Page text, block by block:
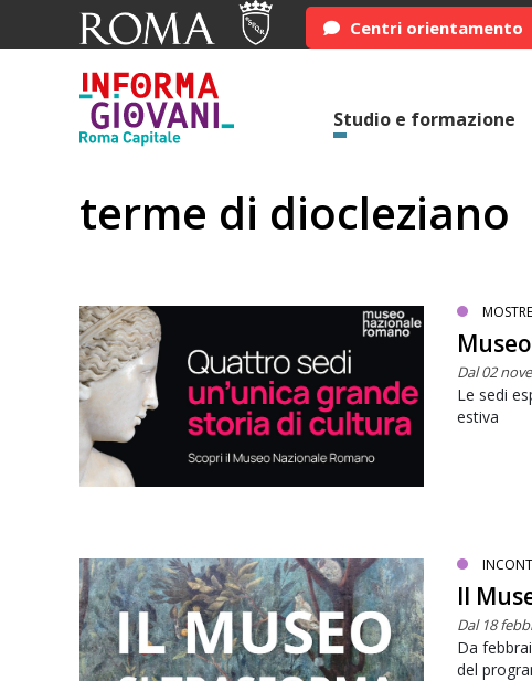
Centri orientamento
Studio e formazione
terme di diocleziano
MOSTRE
Dal 02
Le sedi
estiva
Il
Dal 18
Da
del